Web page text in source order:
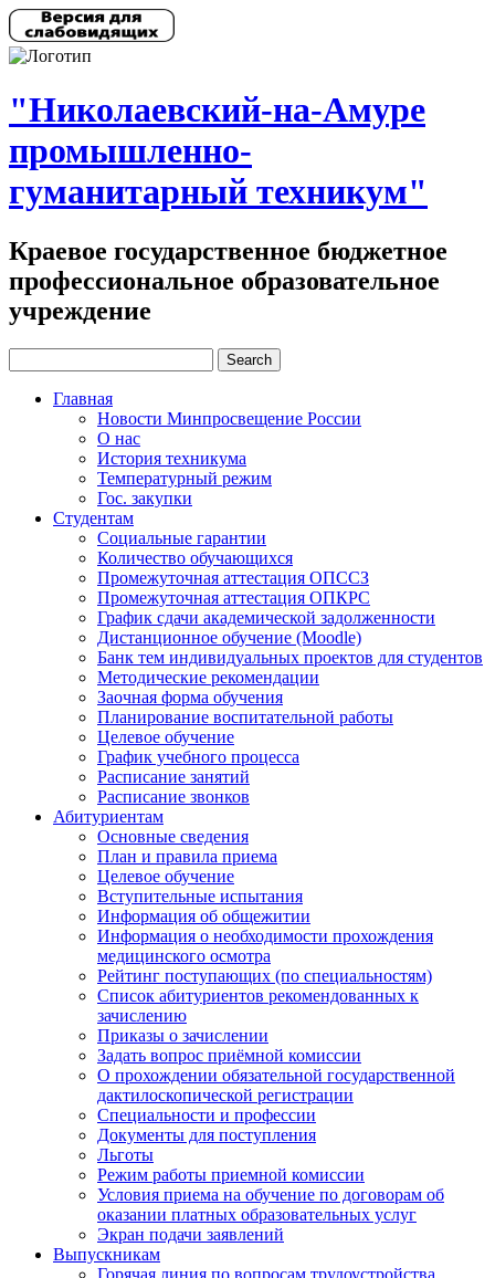
"Николаевский-на-Амуре
промышленно-
гуманитарный техникум"
Краевое государственное бюджетное
профессиональное образовательное
учреждение
Главная
Новости Минпросвещение России
О нас
История техникума
Температурный режим
Гос. закупки
Студентам
Социальные гарантии
Количество обучающихся
Промежуточная аттестация ОПССЗ
Промежуточная аттестация ОПКРС
График сдачи академической задолженности
Дистанционное обучение (Moodle)
Банк тем индивидуальных проектов для студентов
Методические рекомендации
Заочная форма обучения
Планирование воспитательной работы
Целевое обучение
График учебного процесса
Расписание занятий
Расписание звонков
Абитуриентам
Основные сведения
План и правила приема
Целевое обучение
Вступительные испытания
Информация об общежитии
Информация о необходимости прохождения
медицинского осмотра
Рейтинг поступающих (по специальностям)
Список абитуриентов рекомендованных к
зачислению
Приказы о зачислении
Задать вопрос приёмной комиссии
О прохождении обязательной государственной
дактилоскопической регистрации
Специальности и профессии
Документы для поступления
Льготы
Режим работы приемной комиссии
Условия приема на обучение по договорам об
оказании платных образовательных услуг
Экран подачи заявлений
Выпускникам
Горячая линия по вопросам трудоустройства